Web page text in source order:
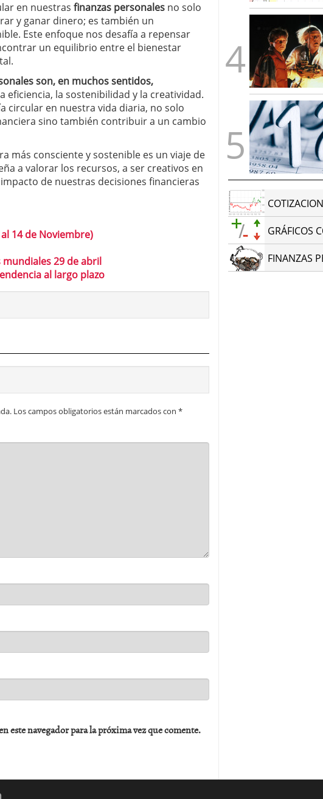
en nuestras finanzas personales no solo
y ganar dinero; es también un
Este enfoque nos desafía a repensar
un equilibrio entre el bienestar
son, en muchos sentidos,
eficiencia, la sostenibilidad y la creatividad.
circular en nuestra vida diaria, no solo
sino también contribuir a un cambio
más consciente y sostenible es un viaje de
a valorar los recursos, a ser creativos en
de nuestras decisiones financieras
14 de Noviembre)
mundiales 29 de abril
al largo plazo
Los campos obligatorios están marcados con *
este navegador para la próxima vez que comente.
GRÁFICOS
FINANZAS